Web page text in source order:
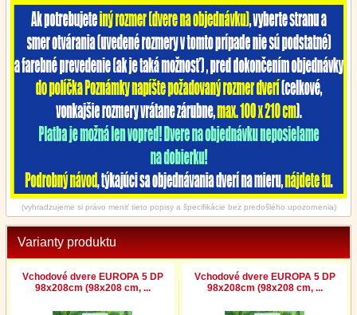
(vyhradzujeme si právo meniť tieto popisy a špecifikácie bez predošlého upozornenia)
Varianty produktu
Vchodové dvere EUROPA 5 DP
98x208cm (98x208 cm, ...
Vchodové dvere EUROPA 5 DP
98x208cm (98x208 cm, ...